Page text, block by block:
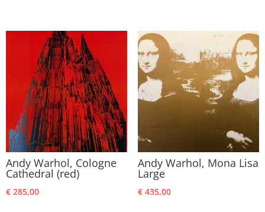
Andy Warhol, Cologne
Cathedral (red)
€ 285,00
Andy Warhol, Mona Lisa
Large
€435,00